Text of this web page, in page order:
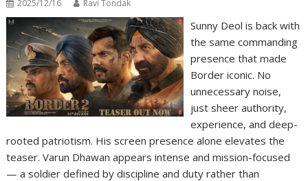
2025/12/16 Ravi Tondak
Sunny Deol is back with
the same commanding
presence that made
Border iconic. No
unnecessary noise,
just sheer authority,
experience, and deep-
rooted patriotism. His screen presence alone elevates the
teaser. Varun Dhawan appears intense and mission-focused
— a soldier defined by discipline and duty rather than